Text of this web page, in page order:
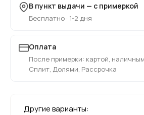
В пункт выдачи — с примеркой
Бесплатно · 1-2 дня
Оплата
После примерки: картой,
Сплит, Долями, Рассрочка
Другие варианты: